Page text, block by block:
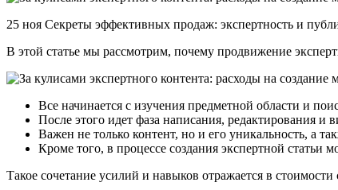
25 ноя Секреты эффективных продаж: экспертность и
В этой статье мы рассмотрим, почему продвижение
Все начинается с изучения предметной области и
После этого идет фаза написания, редактирования и
Важен не только контент, но и его уникальность, а
Кроме того, в процессе создания экспертной
Такое сочетание усилий и навыков отражается в стоимости